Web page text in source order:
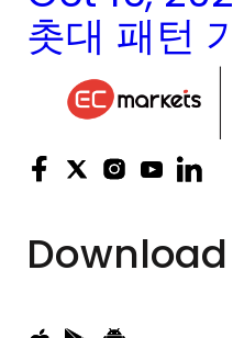
촛대 패턴
Download